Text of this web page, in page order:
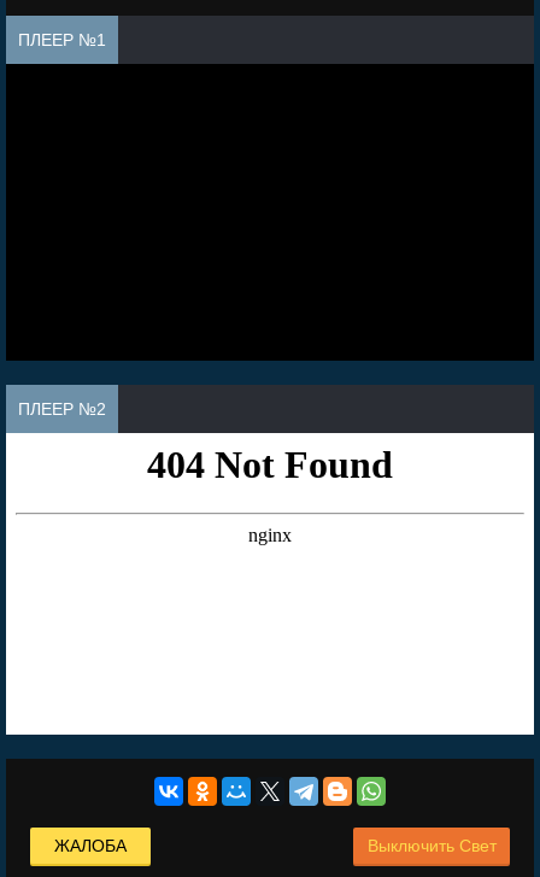
ПЛЕЕР №1
ПЛЕЕР №2
Выключить Свет
ЖАЛОБА